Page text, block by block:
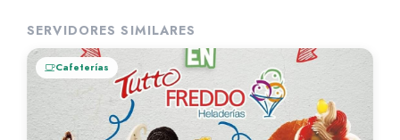
SERVIDORES SIMILARES
Cafeterías